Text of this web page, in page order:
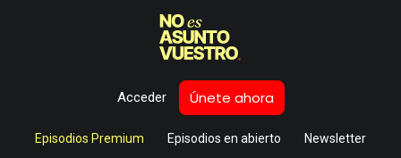
Acceder Únete ahora
Episodios Premium Episodios en abierto Newsletter